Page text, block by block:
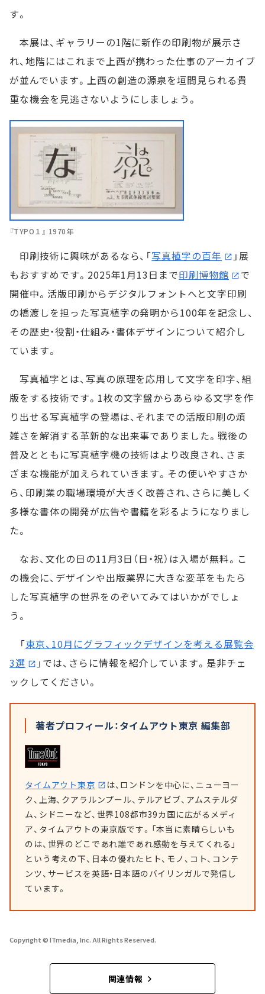
す。
本展は、ギャラリーの1階に新作の印刷物が展示さ
れ、地階にはこれまで上西が携わった仕事のアーカイブ
が並んでいます。上西の創造の源泉を垣間見られる貴
重な機会を見逃さないようにしましょう。
『TYPO１』 1970年
印刷技術に興味があるなら、「写真植字の百年
」展
もおすすめです。2025年1月13日まで印刷博物館
で
開催中。活版印刷からデジタルフォントへと文字印刷
の橋渡しを担った写真植字の発明から100年を記念し、
その歴史・役割・仕組み・書体デザインについて紹介し
ています。
写真植字とは、写真の原理を応用して文字を印字、組
版をする技術です。1枚の文字盤からあらゆる文字を作
り出せる写真植字の登場は、それまでの活版印刷の煩
雑さを解消する革新的な出来事でありました。戦後の
普及とともに写真植字機の技術はより改良され、さま
ざまな機能が加えられていきます。その使いやすさか
ら、印刷業の職場環境が大きく改善され、さらに美しく
多様な書体の開発が広告や書籍を彩るようになりまし
た。
なお、文化の日の11月3日（日・祝）は入場が無料。こ
の機会に、デザインや出版業界に大きな変革をもたら
した写真植字の世界をのぞいてみてはいかがでしょ
う。
「東京、10月にグラフィックデザインを考える展覧会
3選
」では、さらに情報を紹介しています。是非チェ
ックしてください。
著者プロフィール：タイムアウト東京 編集部
タイムアウト東京
は、ロンドンを中心に、ニューヨー
ク、上海、クアラルンプール、テルアビブ、アムステルダ
ム、シドニーなど、世界108都市39カ国に広がるメディ
ア、タイムアウトの東京版です。「本当に素晴らしいも
のは、世界のどこであれ誰であれ感動を与えてくれる」
という考えの下、日本の優れたヒト、モノ、コト、コンテ
ンツ、サービスを英語・日本語のバイリンガルで発信し
ています。
Copyright © ITmedia, Inc. All Rights Reserved.
関連情報